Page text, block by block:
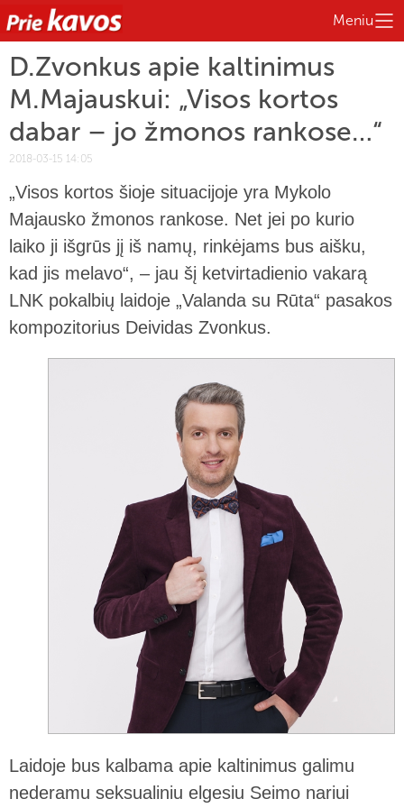
Meniu
D.Zvonkus apie kaltinimus
M.Majauskui: „Visos kortos
dabar – jo žmonos rankose…“
2018-03-15 14:05
„Visos kortos šioje situacijoje yra Mykolo
Majausko žmonos rankose. Net jei po kurio
laiko ji išgrūs jį iš namų, rinkėjams bus aišku,
kad jis melavo“, – jau šį ketvirtadienio vakarą
LNK pokalbių laidoje „Valanda su Rūta“ pasakos
kompozitorius Deividas Zvonkus.
Laidoje bus kalbama apie kaltinimus galimu
nederamu seksualiniu elgesiu Seimo nariui